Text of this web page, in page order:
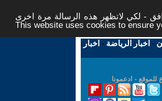
- لكي لاتظهر هذه الرسالة مرة اخرى -
This website uses cookies to ensure
- اخبار الرياضة - اخبار
للموقع - ادعمونا